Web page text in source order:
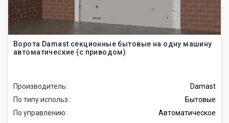
Ворота Damast секционные бытовые на одну машину
автоматические (с приводом)
Производитель:
Damast
По типу использ.:
Бытовые
По управлению:
Автоматическое